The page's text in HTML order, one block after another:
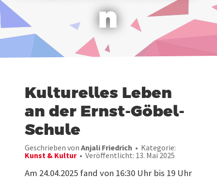
n
Kulturelles Leben
an der Ernst-Göbel-
Schule
Geschrieben von Anjali Friedrich
Kategorie:
Kunst & Kultur
Veröffentlicht: 13. Mai 2025
Am 24.04.2025 fand von 16:30 Uhr bis 19 Uhr